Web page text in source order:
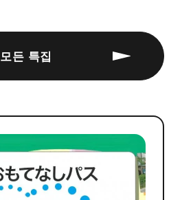
모든 특집